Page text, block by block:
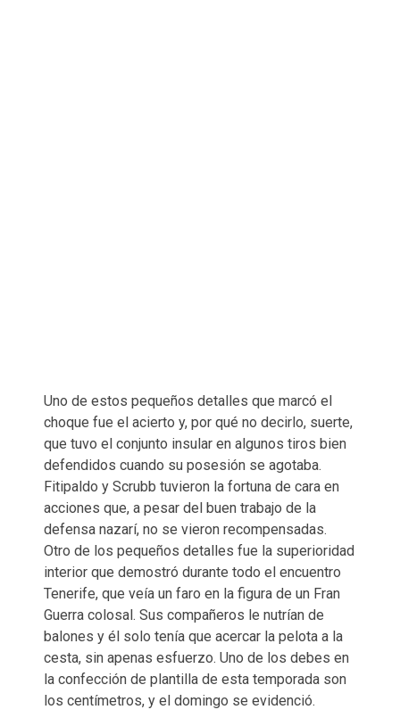
Uno de estos pequeños detalles que marcó el
choque fue el acierto y, por qué no decirlo, suerte,
que tuvo el conjunto insular en algunos tiros bien
defendidos cuando su posesión se agotaba.
Fitipaldo y Scrubb tuvieron la fortuna de cara en
acciones que, a pesar del buen trabajo de la
defensa nazarí, no se vieron recompensadas.
Otro de los pequeños detalles fue la superioridad
interior que demostró durante todo el encuentro
Tenerife, que veía un faro en la figura de un Fran
Guerra colosal. Sus compañeros le nutrían de
balones y él solo tenía que acercar la pelota a la
cesta, sin apenas esfuerzo. Uno de los debes en
la confección de plantilla de esta temporada son
los centímetros, y el domingo se evidenció.